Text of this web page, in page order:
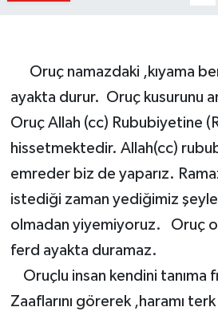
Oruç namazdaki ,kıyama
ayakta durur. Oruç kusurunu
Oruç Allah (cc) Rububiyetine
hissetmektedir. Allah(cc)
emreder biz de yaparız.
istediği zaman yediğimiz
olmadan yiyemiyoruz. Oruç
ferd ayakta duramaz.
Oruçlu insan kendini tanıma
Zaaflarını görerek ,haramı